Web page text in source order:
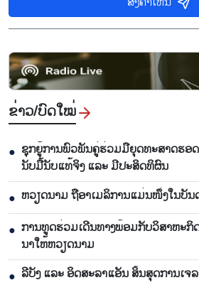
ຂ່າວ/ບົດ​ໃໝ່
● ຊຸກ​ຍູ້​ການ​ພົວ​ພັນ​ຄູ່​ຮ່ວມ​ມື​ຍຸດ​ທະ​ສາດ​ຮອ
ນັບ​ມື້​ນັບ​ແທ້​ຈິງ ແລະ ມີ​ປະ​ສິດ​ທິ​ຜົນ
● ຫ​ວຽດ​ນາມ ຖື​ອາ​ເມ​ລິ​ການ​ແມ່ນ​ໜຶ່ງ​ໃນ​ບັ
● ການ​ທູດ​ຮ່ວມ​ເດີນ​ທາງ​ພ້ອມກັບ​ວິ​ສາ​ຫະ​ກ​ິ
ນາ​ໃຫ້​ຫວຽດ​ນາມ
● ລີ​ບັງ ແລະ ອິດ​ສະ​ລາ​ແອັນ ສິ້ນ​ສຸດ​ການ​ເຈ​